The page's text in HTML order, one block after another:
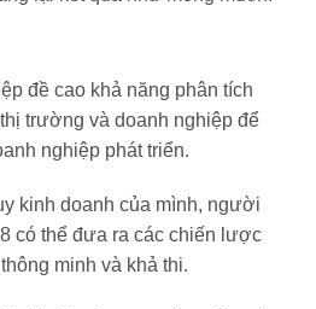
đề cao khả năng phân tích
trường và doanh nghiệp để
nghiệp phát triển.
kinh doanh của mình, người
có thể đưa ra các chiến lược
minh và khả thi.